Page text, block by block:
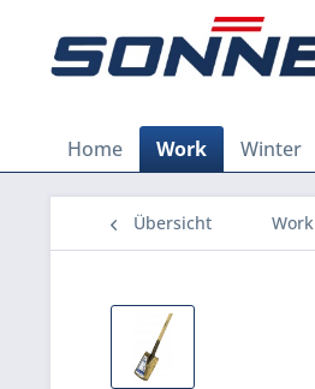
Home Work Winter
Übersicht Work